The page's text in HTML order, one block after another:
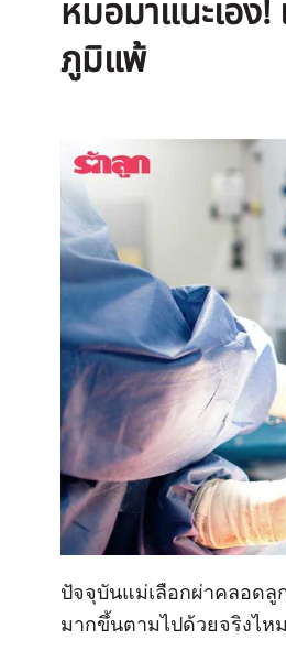
หมอมาแนะเอง
ภูมิแพ้
ปัจจุบันแม่เลือกผ่าคลอดลู
มากขึ้นตามไปด้วยจริงไ